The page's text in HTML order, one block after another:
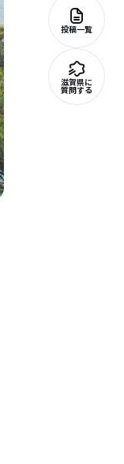
投稿一覧
滋賀県に
質問する